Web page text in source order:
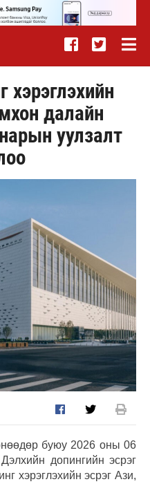
хэрэглэхийн
далайн
уулзалт
буюу 2026 оны 06
допингийн эсрэг
хэрэглэхийн эсрэг Ази,